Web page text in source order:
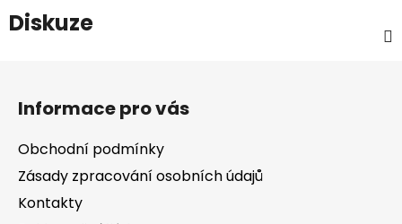
Diskuze
Informace pro vás
Obchodní podmínky
Zásady zpracování osobních údajů
Kontakty